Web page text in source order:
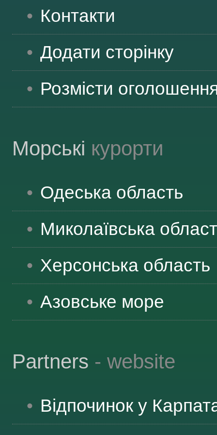
ВІДВІДУВАЧАМ
АКЦІЇ
ПОСЛУГИ
НОВЕ!
ОГОЛОШЕННЯ
ЯК ДОЇХАТИ
Контакти
Додати сторінку
Розмісти
Морські курорти
Одеська область
Миколаївська
Херсонська область
Азовське море
Partners - website
Відпочинок у